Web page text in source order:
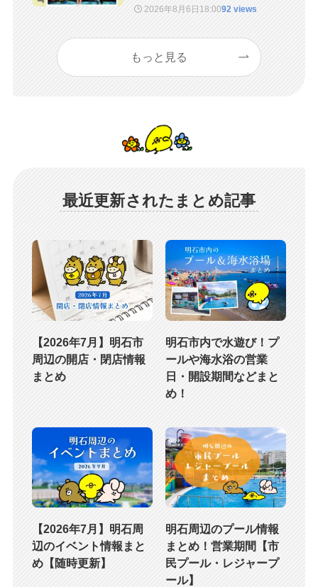
2026年8月6日 18:0092 views
もっと見る
最近更新されたまとめ記事
【2026年7月】明石市
周辺の開店・閉店情報
まとめ
明石市内で水遊び！プ
ールや海水浴の営業
日・開設期間などまと
め！
【2026年7月】明石周
辺のイベント情報まと
め【随時更新】
明石周辺のプール情報
まとめ！営業期間【市
民プール・レジャープ
ール】